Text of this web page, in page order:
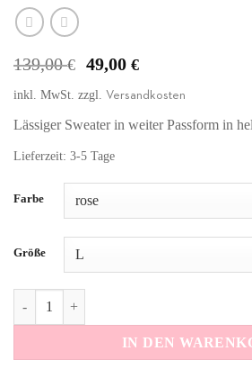
139,00€ Ursprünglicher
war:
139,00 €
49,00 €Aktueller
Preis
ist:
49,00 €.
inkl. MwSt. zzgl. Versandkosten
Lässiger Sweater in weiter Passform in
Lieferzeit: 3-5 Tage
Farbe
Größe
IN DEN
Alternative: